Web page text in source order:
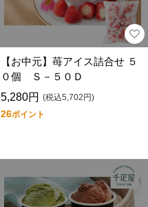
【お中元】苺アイス詰合せ ５
０個 Ｓ－５０Ｄ
5,280円 (税込5,702円)
26ポイント